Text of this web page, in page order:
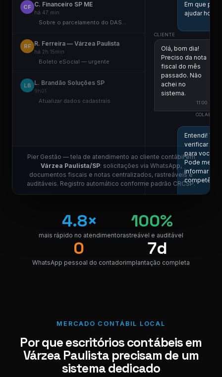
CF C. Financeiro SP ME
há 47 min
Sobre o parcelamento do DAS...
RF R. Ferreira — Várzea Paulista
há 2h 15min
Boleto eSocial — urgente
LB L. Brandão Soluções SP
9h01
Atualizar dados cadastrais
Em que
ajudar hoje?
CLIENTE
Olá, bom dia!
Preciso da nota
fiscal do mês
passado. Não
achei no
sistema.
11:00
Entendi! Vou
verificar aqui
para você.
Pode me
informar a
05/2026, por
favor.
Perfeito,
Pier Gestão — tela de atendimento ao cliente contábil em
Várzea Paulista/SP: solicitações via WhatsApp,
documentos fiscais e notas centralizados, rastreáveis e
auditáveis. Registro automático conforme padrão CRCSP.
4.8×
mais rápido no atendimento
100%
rastreável e auditável
0
WhatsApp pessoal do contador
7d
implantação completa
MERCADO CONTÁBIL LOCAL
Por que escritórios contábeis em
Várzea Paulista precisam de um
sistema dedicado